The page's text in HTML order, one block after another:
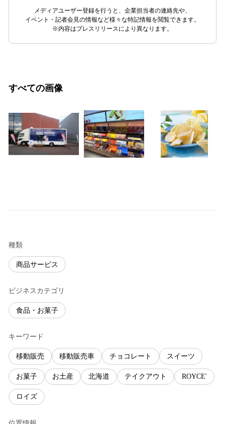
メディアユーザー登録を行うと、企業担当者の連絡先や、
イベント・記者会見の情報など様々な特記情報を閲覧できます。
※内容はプレスリリースにより異なります。
すべての画像
種類
商品サービス
ビジネスカテゴリ
食品・お菓子
キーワード
移動販売 移動販売車 チョコレート スイーツ
お菓子 お土産 北海道 テイクアウト ROYCE'
ロイズ